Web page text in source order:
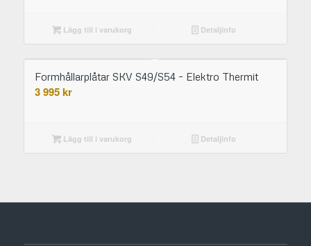
Lägg till i varukorg Detaljinfo
Formhållarplåtar SKV S49/S54 – Elektro Thermit
3 995kr
Lägg till i varukorg Detaljinfo